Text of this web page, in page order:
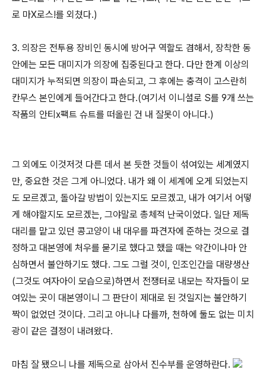
로 마X로스!를 외쳤다.)
3. 의장은 전투용 장비인 동시에 방어구 역할도 겸해서, 장착한 동
안에는 모든 대미지가 의장에 집중된다고 한다. 다만 한계 이상의
대미지가 누적되면 의장이 파손되고, 그 후에는 충격이 고스란히
칸무스 본인에게 들어간다고 한다.(여기서 이니셜로 S를 9개 쓰는
작품의 안티x팩트 슈트를 떠올린 건 내 잘못이 아니다.)
그 외에도 이것저것 다른 데서 본 듯한 것들이 섞여있는 세계였지
만, 중요한 것은 그게 아니었다. 내가 왜 이 세계에 오게 되었는지
도 모르겠고, 돌아갈 방법이 있는지도 모르겠고, 내가 여기서 어떻
게 해야할지도 모르겠는, 그야말로 총체적 난국이었다. 일단 제독
대리를 맡고 있던 콩고양이 내 대우를 파견자에 준하는 것으로 결
정하고 대본영에 처우를 묻기로 했다고 했을 때는 약간이나마 안
심하면서 불안하기도 했다. 그도 그럴 것이, 인조인간을 대량생산
(그것도 여자아이 모습으로)하면서 전쟁터로 내모는 작자들이 모
여있는 곳이 대본영이니 그 판단이 제대로 된 것일지는 불안하기
짝이 없었던 것이다. 그리고 아니나 다를까, 천하에 둘도 없는 미치
광이 같은 결정이 내려왔다.
마침 잘 됐으니 나를 제독으로 삼아서 진수부를 운영하란다.